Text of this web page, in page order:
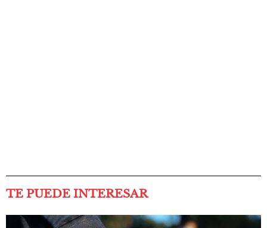
TE PUEDE INTERESAR